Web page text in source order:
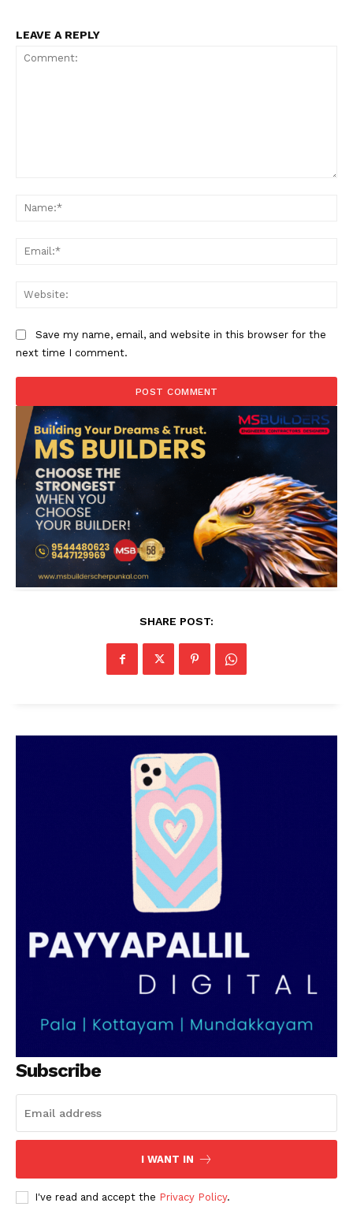
LEAVE A REPLY
Save my name, email, and website in this browser for the
next time I comment.
SHARE POST:
Subscribe
I WANT IN
I've read and accept the Privacy Policy.